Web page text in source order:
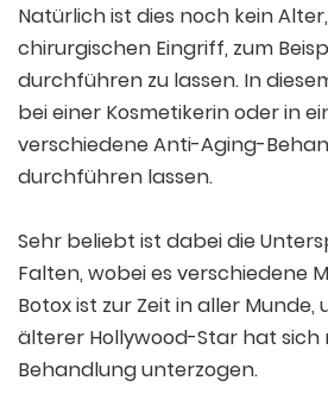
Natürlich ist dies noch kein
chirurgischen Eingriff, zum
durchführen zu lassen. In
bei einer Kosmetikerin oder in
verschiedene Anti-Aging-
durchführen lassen.
Sehr beliebt ist dabei die
Falten, wobei es verschiedene
Botox ist zur Zeit in aller Munde,
älterer Hollywood-Star hat sich
Behandlung unterzogen.